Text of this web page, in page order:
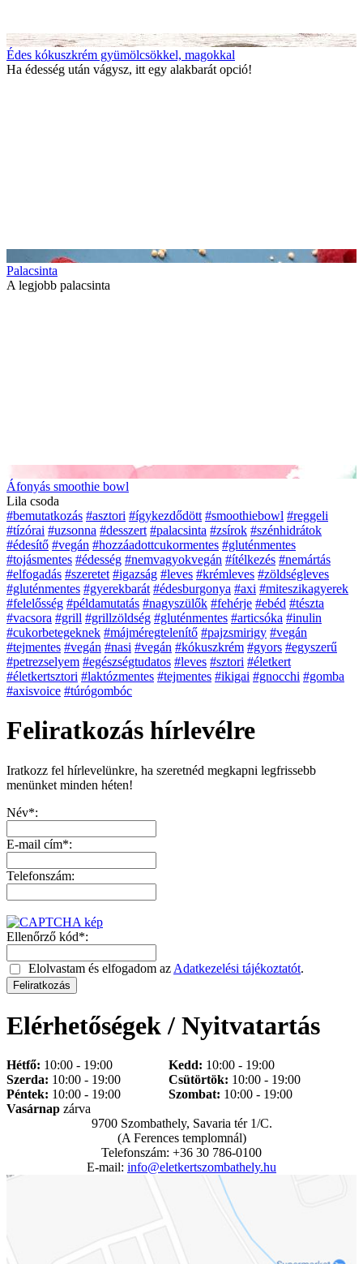
Édes kókuszkrém gyümölcsökkel, magokkal
Ha édesség után vágysz, itt egy alakbarát opció!
Palacsinta
A legjobb palacsinta
Áfonyás smoothie bowl
Lila csoda
#bemutatkozás #asztori #ígykezdődött #smoothiebowl #reggeli
#tízórai #uzsonna #desszert #palacsinta #zsírok #szénhidrátok
#édesítő #vegán #hozzáadottcukormentes #gluténmentes
#tojásmentes #édesség #nemvagyokvegán #ítélkezés #nemártás
#elfogadás #szeretet #igazság #leves #krémleves #zöldségleves
#gluténmentes #gyerekbarát #édesburgonya #axi #miteszikagyerek
#felelősség #példamutatás #nagyszülők #fehérje #ebéd #tészta
#vacsora #grill #grillzöldség #gluténmentes #articsóka #inulin
#cukorbetegeknek #májméregtelenítő #pajzsmirigy #vegán
#tejmentes #vegán #nasi #vegán #kókuszkrém #gyors #egyszerű
#petrezselyem #egészségtudatos #leves #sztori #életkert
#életkertsztori #laktózmentes #tejmentes #ikigai #gnocchi #gomba
#axisvoice #túrógombóc
Feliratkozás hírlevélre
Iratkozz fel hírlevelünkre, ha szeretnéd megkapni legfrissebb
menünket minden héten!
Név*:
E-mail cím*:
Telefonszám:
Ellenőrző kód*:
Elolvastam és elfogadom az Adatkezelési tájékoztatót.
Elérhetőségek / Nyitvatartás
Hétfő: 10:00 - 19:00 Kedd: 10:00 - 19:00
Szerda: 10:00 - 19:00 Csütörtök: 10:00 - 19:00
Péntek: 10:00 - 19:00 Szombat: 10:00 - 19:00
Vasárnap zárva
9700 Szombathely, Savaria tér 1/C.
(A Ferences templomnál)
Telefonszám: +36 30 786-0100
E-mail: info@eletkertszombathely.hu